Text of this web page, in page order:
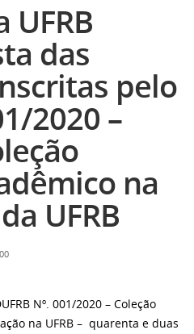
UFRB
das
pelo
2020 –
na
UFRB
Nº. 001/2020 – Coleção
na UFRB – quarenta e duas